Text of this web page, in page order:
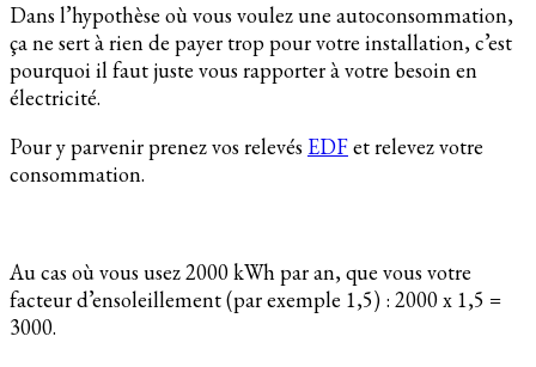
Dans l’hypothèse où vous voulez une autoconsommation,
ça ne sert à rien de payer trop pour votre installation, c’est
pourquoi il faut juste vous rapporter à votre besoin en
électricité.
Pour y parvenir prenez vos relevés EDFet relevez votre
consommation.
Au cas où vous usez 2000 kWh par an, que vous votre
facteur d’ensoleillement (par exemple 1,5) : 2000 x 1,5 =
3000.